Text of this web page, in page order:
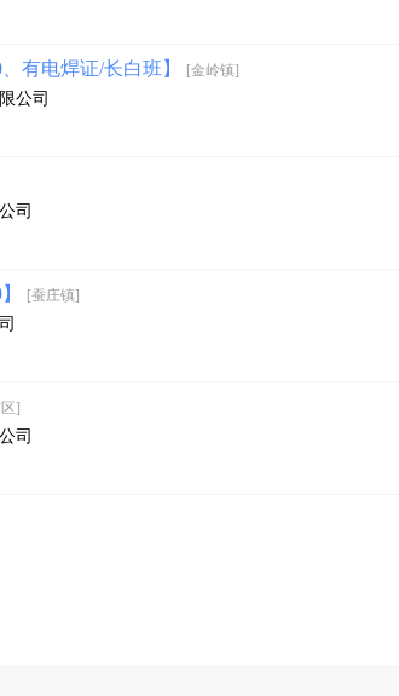
有电焊证/长白班】 [金岭镇]
公司
司
[蚕庄镇]
]
司